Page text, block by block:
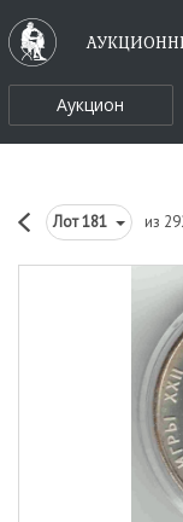
Аукцион
Лот181 из